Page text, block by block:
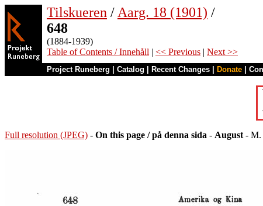
Tilskueren / Aarg. 18 (1901) /
648
(1884-1939)
Table of Contents / Innehåll | << Previous | Next >>
Project Runeberg Catalog Recent Changes Donate
Full resolution (JPEG) - On this page / på denna sida - August - M.